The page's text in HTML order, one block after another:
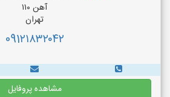
آهن ۱۱۰
تهران
091۲۱۸۳۲۰۴۲
مشاهده پروفایل